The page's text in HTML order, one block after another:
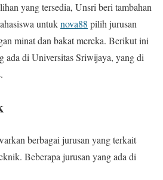
yang tersedia, Unsri beri tambahan
untuknova88 pilih jurusan
minat dan bakat mereka. Berikut ini
ada di Universitas Sriwijaya, yang di
berbagai jurusan yang terkait
Beberapa jurusan yang ada di